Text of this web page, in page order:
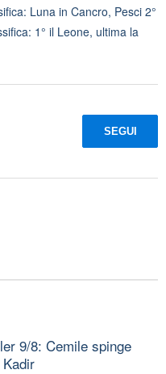
Luna in Cancro, Pesci 2°
1° il Leone, ultima la
SEGUI
9/8: Cemile spinge